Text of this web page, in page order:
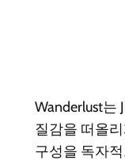
Wanderlust는
질감을 떠올
구성을 독자